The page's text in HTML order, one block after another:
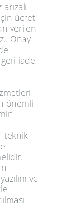
ücret
verilen
.. Onay
geri iade
önemli
teknik
ve